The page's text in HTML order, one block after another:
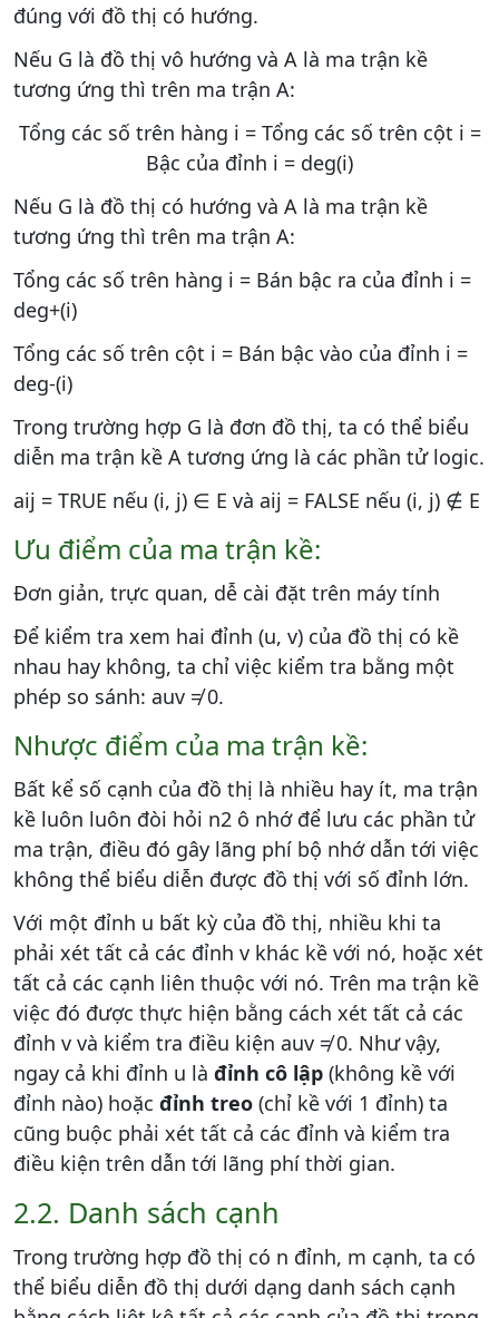
đúng với đồ thị có hướng.
Nếu G là đồ thị vô hướng và A là ma trận kề
tương ứng thì trên ma trận A:
Tổng các số trên hàng i = Tổng các số trên cột i =
Bậc của đỉnh i = deg(i)
Nếu G là đồ thị có hướng và A là ma trận kề
tương ứng thì trên ma trận A:
Tổng các số trên hàng i = Bán bậc ra của đỉnh i =
deg+(i)
Tổng các số trên cột i = Bán bậc vào của đỉnh i =
deg-(i)
Trong trường hợp G là đơn đồ thị, ta có thể biểu
diễn ma trận kề A tương ứng là các phần tử logic.
aij = TRUE nếu (i, j) ∈ E và aij = FALSE nếu (i, j) ∉ E
Ưu điểm của ma trận kề:
Đơn giản, trực quan, dễ cài đặt trên máy tính
Để kiểm tra xem hai đỉnh (u, v) của đồ thị có kề
nhau hay không, ta chỉ việc kiểm tra bằng một
phép so sánh: auv ≠ 0.
Nhược điểm của ma trận kề:
Bất kể số cạnh của đồ thị là nhiều hay ít, ma trận
kề luôn luôn đòi hỏi n2 ô nhớ để lưu các phần tử
ma trận, điều đó gây lãng phí bộ nhớ dẫn tới việc
không thể biểu diễn được đồ thị với số đỉnh lớn.
Với một đỉnh u bất kỳ của đồ thị, nhiều khi ta
phải xét tất cả các đỉnh v khác kề với nó, hoặc xét
tất cả các cạnh liên thuộc với nó. Trên ma trận kề
việc đó được thực hiện bằng cách xét tất cả các
đỉnh v và kiểm tra điều kiện auv ≠ 0. Như vậy,
ngay cả khi đỉnh u là đỉnh cô lập (không kề với
đỉnh nào) hoặc đỉnh treo (chỉ kề với 1 đỉnh) ta
cũng buộc phải xét tất cả các đỉnh và kiểm tra
điều kiện trên dẫn tới lãng phí thời gian.
2.2. Danh sách cạnh
Trong trường hợp đồ thị có n đỉnh, m cạnh, ta có
thể biểu diễn đồ thị dưới dạng danh sách cạnh